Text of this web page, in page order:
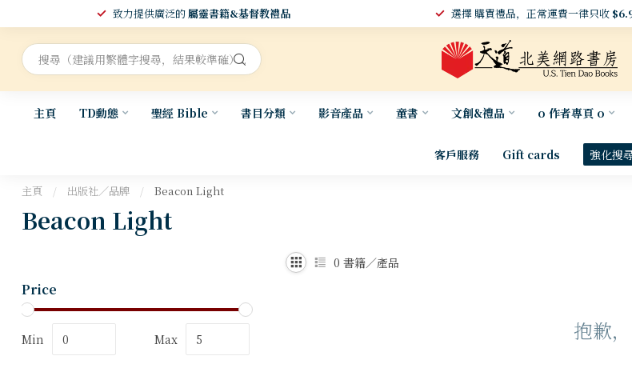
致力提供廣泛的屬靈書籍&基督教禮品 選擇 購買禮品，正常運費一律只收
主頁 TD動態 聖經 Bible 書目分類 影音產品 童書 文創&禮品 o 作者專頁 o
客戶服務 Gift cards 強化搜
主頁 / 出版社／品牌 / Beacon Light
Beacon Light
Price
Min Max
0 書籍／產品
抱歉